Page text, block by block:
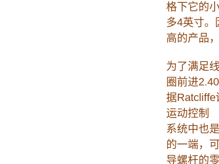
格下它的
多4英寸
高的产品
为了满足
圈前进
据Ratcliffe
运动控制
系统中也
的一端，
导螺杆的